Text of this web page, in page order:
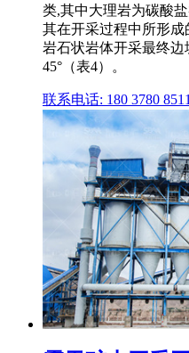
类,其中大理岩为碳酸
其在开采过程中所形
岩石状岩体开采最终边
45°（表4）。
联系电话: 180 3780 8511